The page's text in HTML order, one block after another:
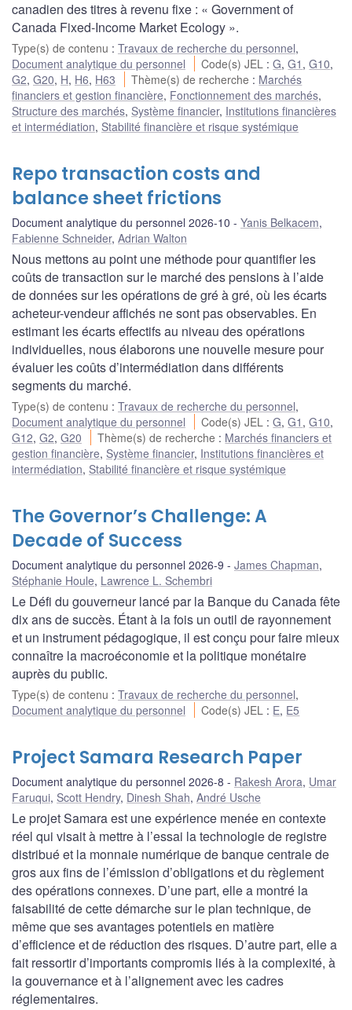
canadien des titres à revenu fixe : « Government of
Canada Fixed-Income Market Ecology ».
Type(s) de contenu : Travaux de recherche du personnel,
Document analytique du personnel
Code(s) JEL :G,G1 ,G10,
G2, G20, H, H6, H63 Thème(s) de recherche : Marchés
financiers et gestion financière, Fonctionnement des marchés,
Structure des marchés, Système financier, Institutions financières
et intermédiation, Stabilité financière et risque systémique
Repo transaction costs and
balance sheet frictions
Document analytique du personnel 2026-10 Yanis Belkacem,
Fabienne Schneider, Adrian Walton
Nous mettons au point une méthode pour quantifier les
coûts de transaction sur le marché des pensions à l’aide
de données sur les opérations de gré à gré, où les écarts
acheteur-vendeur affichés ne sont pas observables. En
estimant les écarts effectifs au niveau des opérations
individuelles, nous élaborons une nouvelle mesure pour
évaluer les coûts d’intermédiation dans différents
segments du marché.
Type(s) de contenu : Travaux de recherche du personnel,
Document analytique du personnel
Code(s) JEL :G,G1 ,G10,
G12, G2, G20 Thème(s) de recherche : Marchés financiers et
gestion financière, Système financier, Institutions financières et
intermédiation, Stabilité financière et risque systémique
The Governor’s Challenge: A
Decade of Success
Document analytique du personnel 2026-9 James Chapman,
Stéphanie Houle, Lawrence L. Schembri
Le Défi du gouverneur lancé par la Banque du Canada fête
dix ans de succès. Étant à la fois un outil de rayonnement
et un instrument pédagogique, il est conçu pour faire mieux
connaître la macroéconomie et la politique monétaire
auprès du public.
Type(s) de contenu : Travaux de recherche du personnel,
Document analytique du personnel
Code(s) JEL : E, E5
Project Samara Research Paper
Document analytique du personnel 2026-8 Rakesh Arora, Umar
Faruqui, Scott Hendry, Dinesh Shah, André Usche
Le projet Samara est une expérience menée en contexte
réel qui visait à mettre à l’essai la technologie de registre
distribué et la monnaie numérique de banque centrale de
gros aux fins de l’émission d’obligations et du règlement
des opérations connexes. D’une part, elle a montré la
faisabilité de cette démarche sur le plan technique, de
même que ses avantages potentiels en matière
d’efficience et de réduction des risques. D’autre part, elle a
fait ressortir d’importants compromis liés à la complexité, à
la gouvernance et à l’alignement avec les cadres
réglementaires.